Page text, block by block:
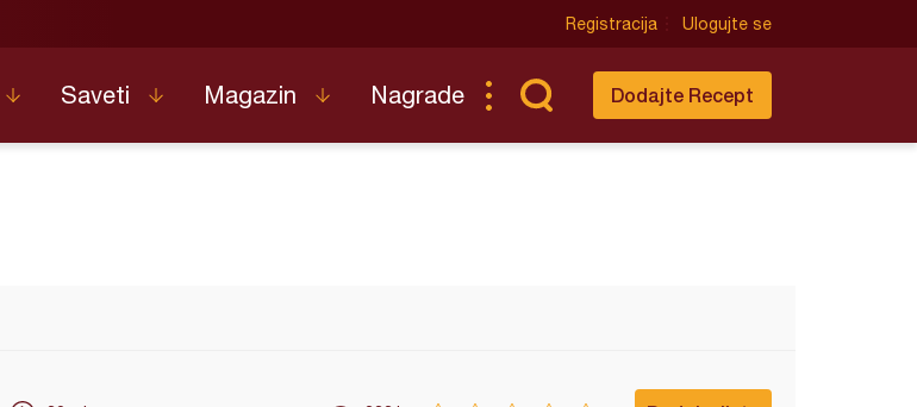
Registracija Ulogujte se
Saveti Magazin Nagrade Dodajte Recept